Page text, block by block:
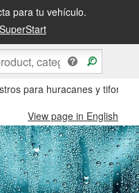
para tu vehículo.
para huracanes y tifones
View page in English